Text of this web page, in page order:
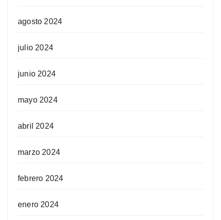
agosto 2024
julio 2024
junio 2024
mayo 2024
abril 2024
marzo 2024
febrero 2024
enero 2024